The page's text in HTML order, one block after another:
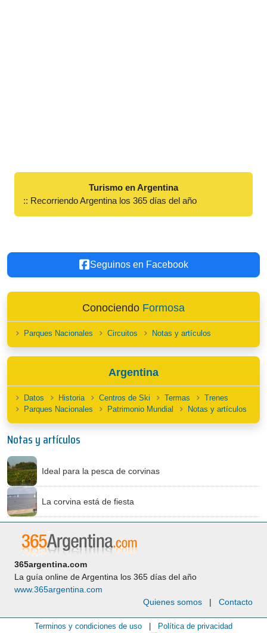
Turismo en Argentina
:: Recorriendo Argentina los 365 días del año
Seguinos en Facebook
Conociendo Formosa
Parques Nacionales Circuitos Notas y artículos
Argentina
Datos Historia Centros de Ski Termas
Trenes
Parques Nacionales
Patrimonio Mundial Notas y artículos
Notas y artículos
Ideal para la pesca de corvinas
La corvina está de fiesta
365argentina.com
La guía online de Argentina los 365 días del año
www.365argentina.com
Quienes somos | Contacto
Terminos y condiciones de uso Política de privacidad